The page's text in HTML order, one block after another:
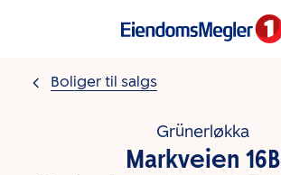
Boliger til salgs
Grünerløkka
Markveien 16B